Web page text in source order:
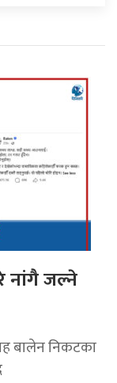
नांगै जल्ने
बालेन निकटका